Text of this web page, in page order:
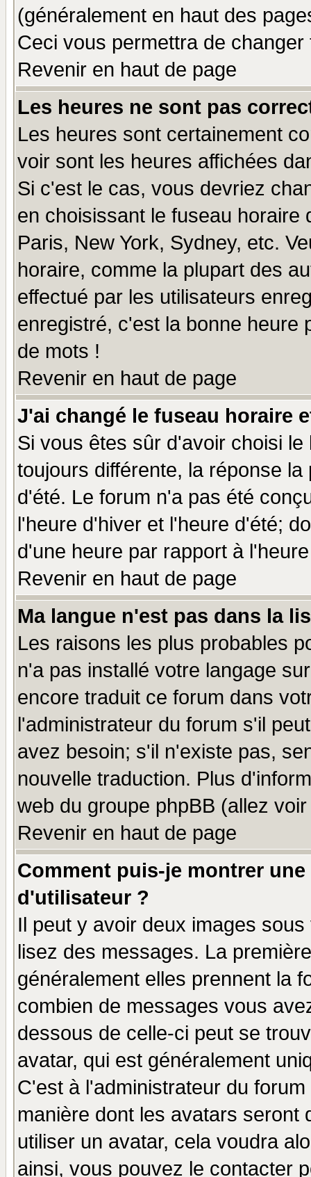
(généralement en haut des
Ceci vous permettra de
Revenir en haut de page
Les heures ne sont pas
Les heures sont certainement
voir sont les heures affichées
Si c'est le cas, vous devriez
en choisissant le fuseau
Paris, New York, Sydney, etc.
horaire, comme la plupart des
effectué par les utilisateurs
enregistré, c'est la bonne heure
de mots !
Revenir en haut de page
J'ai changé le fuseau horaire
Si vous êtes sûr d'avoir choisi
toujours différente, la réponse
d'été. Le forum n'a pas été
l'heure d'hiver et l'heure d'été;
d'une heure par rapport à
Revenir en haut de page
Ma langue n'est pas dans la
Les raisons les plus probables
n'a pas installé votre langage
encore traduit ce forum dans
l'administrateur du forum s'il
avez besoin; s'il n'existe pas,
nouvelle traduction. Plus
web du groupe phpBB (allez
Revenir en haut de page
Comment puis-je montrer
d'utilisateur ?
Il peut y avoir deux images
lisez des messages. La
généralement elles prennent la
combien de messages vous
dessous de celle-ci peut se
avatar, qui est généralement
C'est à l'administrateur du
manière dont les avatars seront
utiliser un avatar, cela voudra
ainsi, vous pouvez le contacter